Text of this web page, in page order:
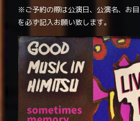
※ご予約の際は公演日、公演名、お
を必ず記入お願い致します。